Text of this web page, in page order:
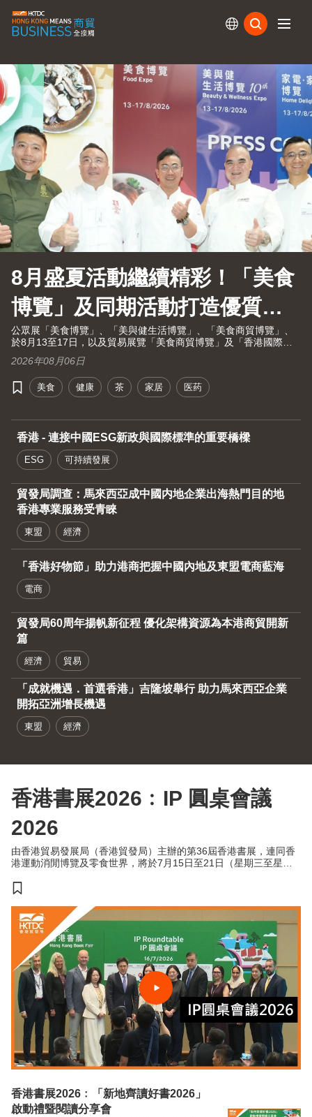
8月盛夏活動繼續精彩！「美食
博覽」及同期活動打造優質生
活大健康之旅！
公眾展「美食博覽」、「美與健生活博覽」、「美食商貿博覽」、
於8月13至17日，以及貿易展覽「美食商貿博覽」及「香港國際茶
面開放予業內人士及持票公眾進場。由現代化中醫藥國際協會聯同
香港貿發局及十大科研機構攜手舉辦的國際現代化中醫藥及健康產
品會議（中醫藥會議）亦於8月13至15日舉行。
2026年08月06日
美食 健康 茶 家居 医药
香港 - 連接中國ESG新政與國際標準的重要橋樑
ESG 可持續發展
貿發局調查：馬來西亞成中國内地企業出海熱門目的地
香港專業服務受青睞
東盟 經濟
「香港好物節」助力港商把握中國內地及東盟電商藍海
電商
貿發局60周年揚帆新征程 優化架構資源為本港商貿開新
篇
經濟 貿易
「成就機遇．首選香港」吉隆坡舉行 助力馬來西亞企業
開拓亞洲增長機遇
東盟 經濟
香港書展2026﹕IP 圓桌會議
2026
由香港貿易發展局（香港貿發局）主辦的第36屆香港書展，連同香
港運動消閒博覽及零食世界，將於7月15日至21日（星期三至星期
商，來自約30個國家及地區，為入場人士帶來集閱讀、運動與消閒
香港書展2026﹕「新地齊讀好書2026」
啟動禮暨閱讀分享會